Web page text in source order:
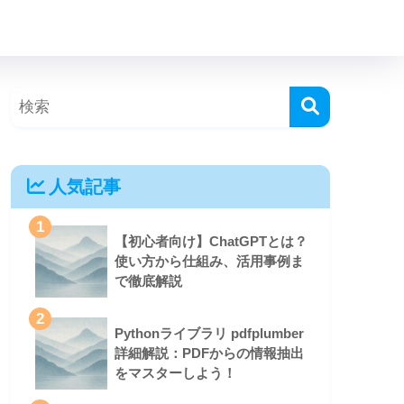
人気記事
1
【初心者向け】ChatGPTとは？
使い方から仕組み、活用事例ま
で徹底解説
2
Pythonライブラリ pdfplumber
詳細解説：PDFからの情報抽出
をマスターしよう！